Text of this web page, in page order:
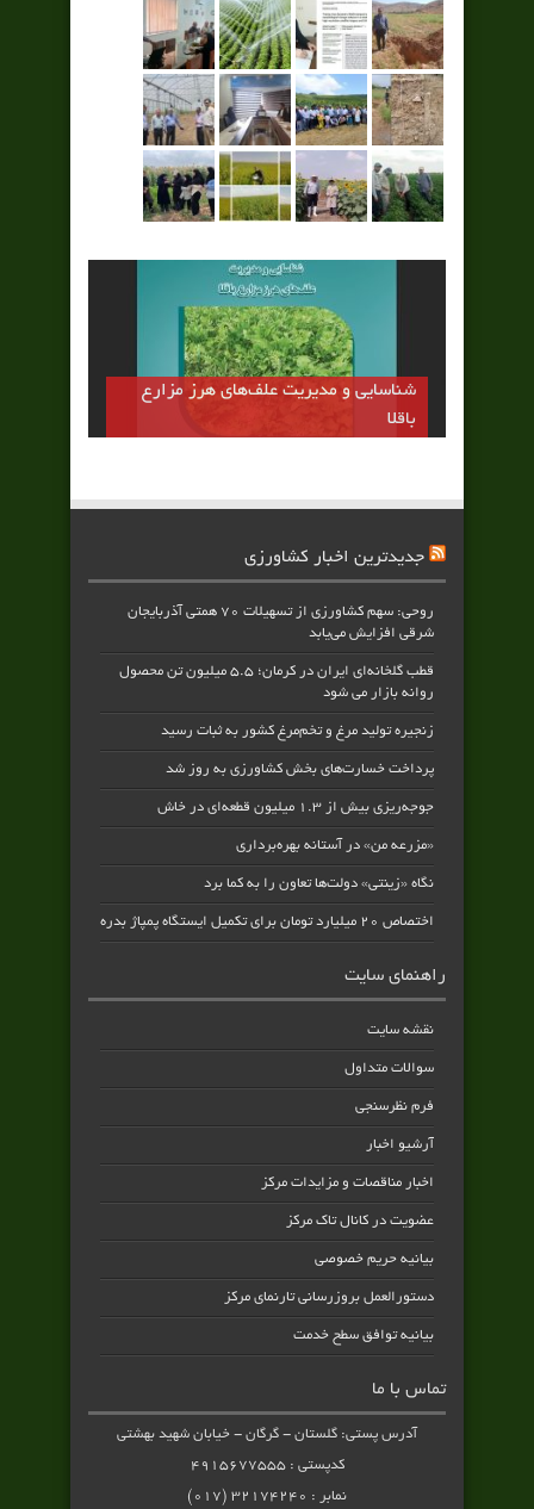
شناسایی و مدیریت علف‌های هرز مزارع
باقلا
رقم مهتا اولين رقم كم تانن باقلا كشور
جايگزين بخشي از كنجاله سويا و دانه ذرت
در جيره طيور
جدیدترین اخبار کشاورزی
روحی: سهم کشاورزی از تسهیلات ۷۰ همتی آذربایجان
شرقی افزایش می‌یابد
قطب گلخانه‌ای ایران در کرمان؛ ۵.۵ میلیون تن محصول
روانه بازار می شود
زنجیره تولید مرغ و تخم‌مرغ کشور به ثبات رسید
پرداخت خسارت‌های بخش کشاورزی به‌ روز شد
جوجه‌ریزی بیش از ۱.۳ میلیون قطعه‌ای در خاش
«مزرعه من» در آستانه بهره‌برداری
نگاه «زینتی» دولت‌ها تعاون را به کما برد
اختصاص ۲۰ میلیارد تومان برای تکمیل ایستگاه پمپاژ بدره
راهنمای سایت
نقشه سایت
سوالات متداول
فرم نظرسنجی
آرشیو اخبار
اخبار مناقصات و مزایدات مرکز
عضویت در کانال تاک مرکز
بیانیه حریم خصوصی
دستورالعمل بروزرسانی تارنمای مرکز
بیانیه توافق سطح خدمت
تماس با ما
آدرس پستی: گلستان - گرگان - خیابان شهید بهشتی
کدپستی : ۴۹۱۵۶۷۷۵۵۵
نمابر : ۳۲۱۷۴۲۴۰ (۰۱۷)